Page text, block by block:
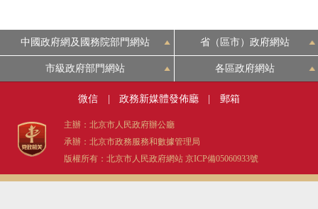
仲介服務 陽光政務
12345網上接訴即辦 我要諮詢
參與調查 線上訪談 圖説互動
中國政府網及國務院部門網站 省（區市）政府網站
市級政府部門網站 各區政府網站
微信 政務新媒體發佈廳 郵箱
主辦：北京市人民政府辦公廳
承辦：北京市政務服務和數據管理局
版權所有：北京市人民政府網站 京ICP備05060933號